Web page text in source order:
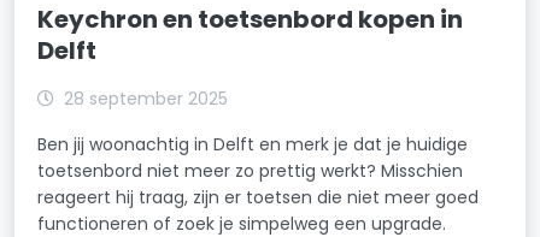
Keychron en toetsenbord kopen in
Delft
28 september 2025
Ben jij woonachtig in Delft en merk je dat je huidige
toetsenbord niet meer zo prettig werkt? Misschien
reageert hij traag, zijn er toetsen die niet meer goed
functioneren of zoek je simpelweg een upgrade.